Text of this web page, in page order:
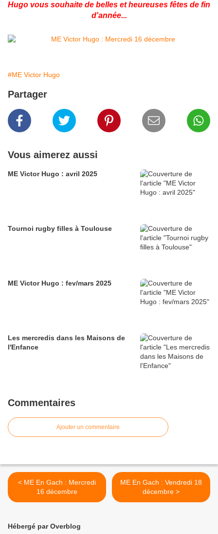
Hugo vous souhaite de belles et heureuses fêtes de fin
d'année...
#ME Victor Hugo
Partager
Vous aimerez aussi
ME Victor Hugo : avril 2025
Tournoi rugby filles à Toulouse
ME Victor Hugo : fev/mars 2025
Les mercredis dans les Maisons de
l'Enfance
Commentaires
Ajouter un commentaire
< ME En Gach : Mercredi
16 décembre
ME En Gach : Vendredi 18
décembre >
Hébergé par Overblog